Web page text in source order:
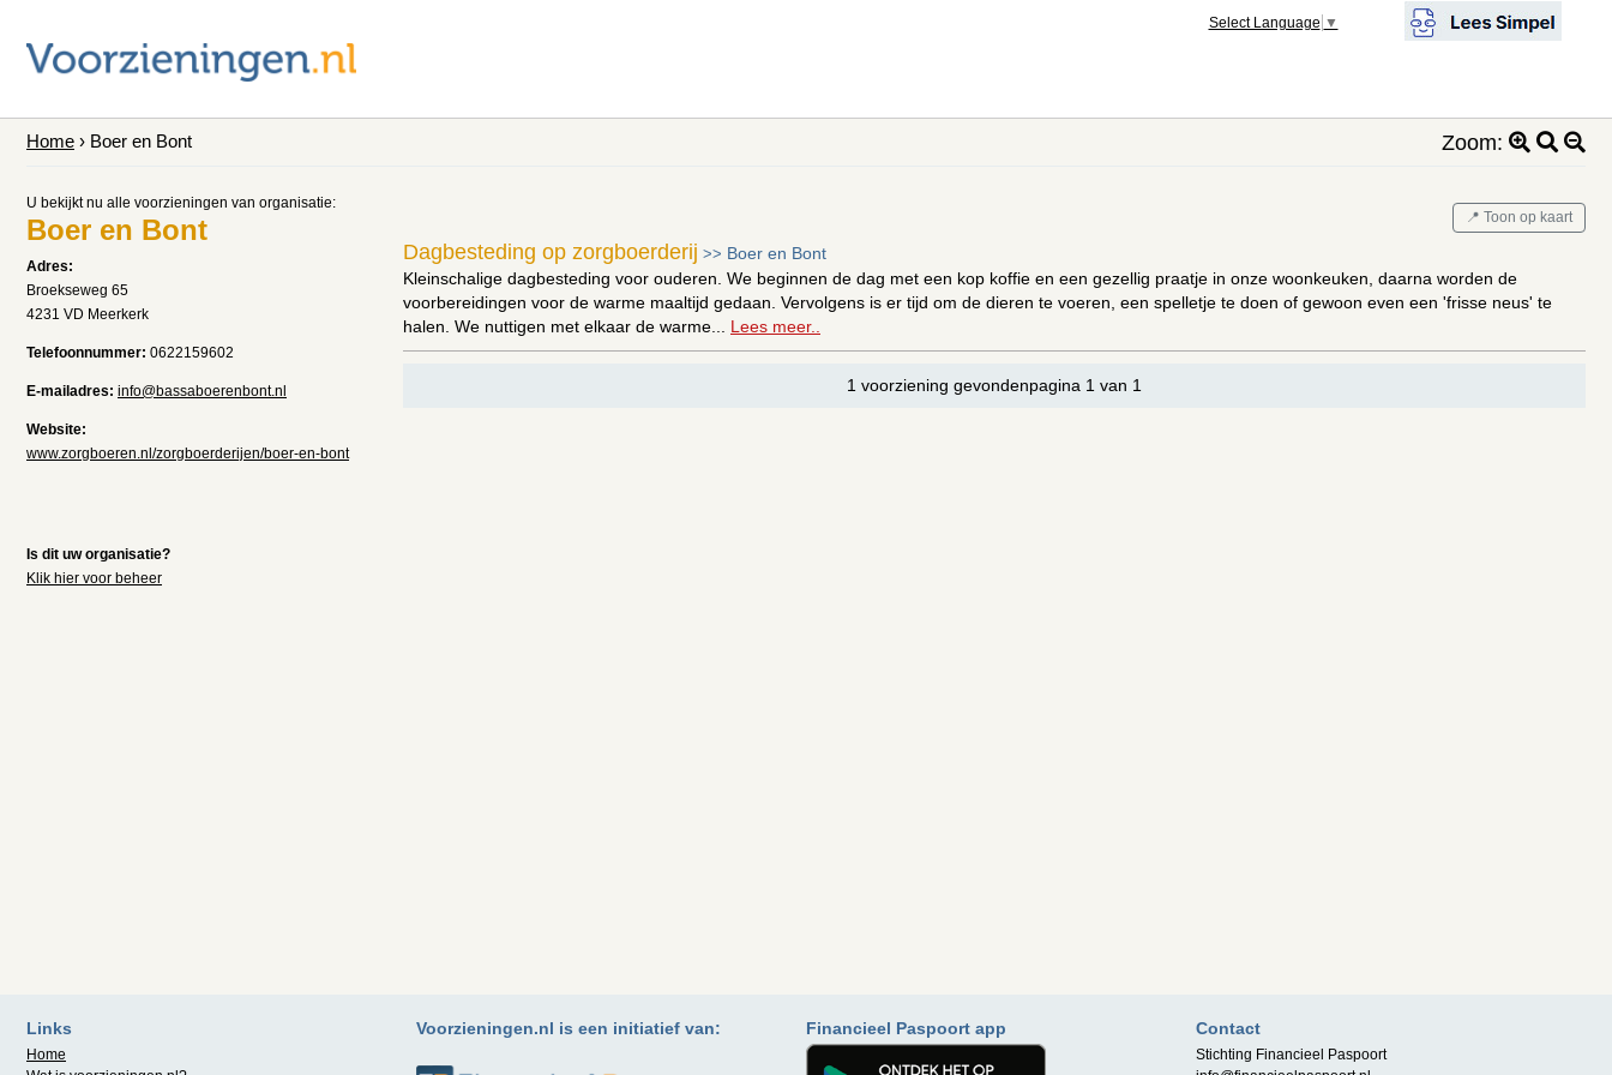
Select Language ▼
Home › Boer en Bont Zoom:
U bekijkt nu alle voorzieningen van organisatie:
Boer en Bont
Adres:
Broekseweg 65
4231 VD Meerkerk
Telefoonnummer: 0622159602
E-mailadres: info@bassaboerenbont.nl
Website:
www.zorgboeren.nl/zorgboerderijen/boer-en-bont
Is dit uw organisatie?
Klik hier voor beheer
📍 Toon op kaart
Dagbesteding op zorgboerderij >> Boer en Bont
Kleinschalige dagbesteding voor ouderen. We beginnen de dag met een kop koffie en een gezellig praatje in onze woonkeuken, daarna worden de
voorbereidingen voor de warme maaltijd gedaan. Vervolgens is er tijd om de dieren te voeren, een spelletje te doen of gewoon even een 'frisse neus' te
halen. We nuttigen met elkaar de warme... Lees meer..
1 voorziening gevondenpagina 1 van 1
Links
Home
Voorzieningen.nl is een initiatief van: Financieel Paspoort app Contact
Stichting Financieel Paspoort